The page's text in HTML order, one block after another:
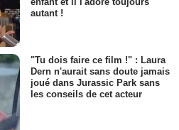
autant !
"Tu dois faire ce film !" : Laura
Dern n'aurait sans doute jamais
joué dans Jurassic Park sans
les conseils de cet acteur